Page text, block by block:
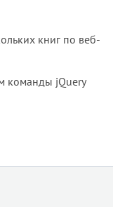
книг по веб-
команды jQuery